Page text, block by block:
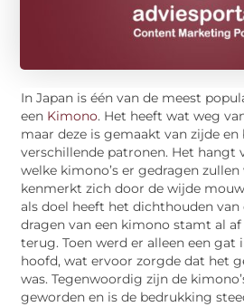
In Japan is één van de meest
een Kimono. Het heeft wat weg
maar deze is gemaakt van zijde en
verschillende patronen. Het hangt
welke kimono’s er gedragen
kenmerkt zich door de wijde
als doel heeft het dichthouden van
dragen van een kimono stamt al af
terug. Toen werd er alleen een
hoofd, wat ervoor zorgde dat het
was. Tegenwoordig zijn de
geworden en is de bedrukking